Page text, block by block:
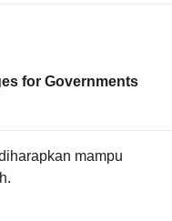
for Governments
mampu